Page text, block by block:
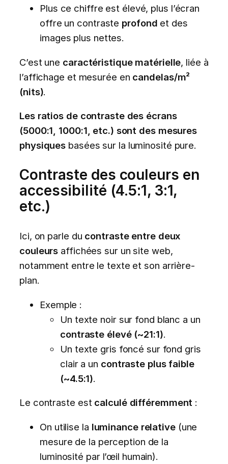
Plus ce chiffre est élevé, plus l’écran
offre un contraste profond et des
images plus nettes.
C’est une caractéristique matérielle, liée à
l’affichage et mesurée en candelas/m²
(nits).
Les ratios de contraste des écrans
(5000:1, 1000:1, etc.) sont des mesures
physiques basées sur la luminosité pure.
Contraste des couleurs en
accessibilité (4.5:1, 3:1,
etc.)
Ici, on parle du contraste entre deux
couleurs affichées sur un site web,
notamment entre le texte et son arrière-
plan.
Exemple :
Un texte noir sur fond blanc a un
contraste élevé (~21:1).
Un texte gris foncé sur fond gris
clair a un contraste plus faible
(~4.5:1).
Le contraste est calculé différemment :
On utilise la luminance relative(une
mesure de la perception de la
luminosité par l’œil humain).